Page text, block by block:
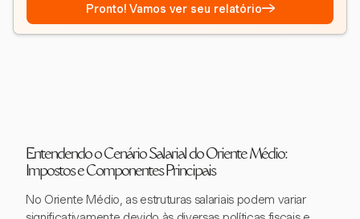
Pronto! Vamos ver seu relatório→
Entendendo o Cenário Salarial do Oriente Médio:
Impostos e Componentes Principais
No Oriente Médio, as estruturas salariais podem variar